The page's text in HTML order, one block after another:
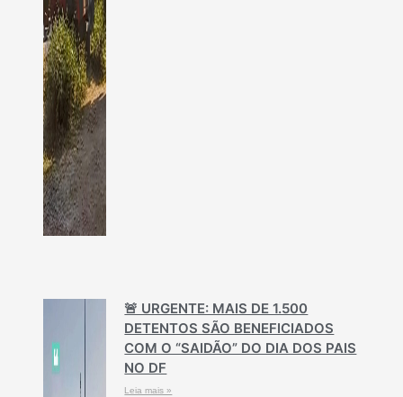
🚨 URGENTE: MAIS DE 1.500
DETENTOS SÃO BENEFICIADOS
COM O “SAIDÃO” DO DIA DOS PAIS
NO DF
Leia mais »